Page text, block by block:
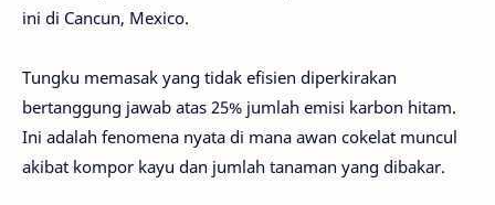
ini di Cancun, Mexico.
Tungku memasak yang tidak efisien diperkirakan
bertanggung jawab atas 25% jumlah emisi karbon hitam.
Ini adalah fenomena nyata di mana awan cokelat muncul
akibat kompor kayu dan jumlah tanaman yang dibakar.